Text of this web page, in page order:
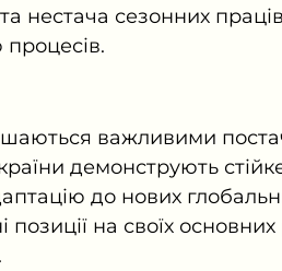
нестача сезонних
процесів.
важливими
демонструють
до нових
позиції на своїх